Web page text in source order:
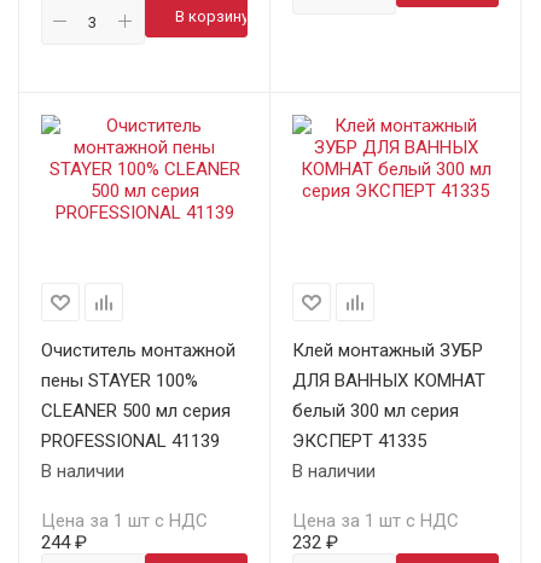
В корзину
Очиститель монтажной
пены STAYER 100%
CLEANER 500 мл серия
PROFESSIONAL 41139
В наличии
Цена за 1 шт с НДС
244 ₽
Клей монтажный ЗУБР
ДЛЯ ВАННЫХ КОМНАТ
белый 300 мл серия
ЭКСПЕРТ 41335
В наличии
Цена за 1 шт с НДС
232 ₽